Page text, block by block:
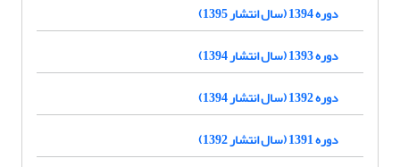
دوره 1394 (سال انتشار 1395)
دوره 1393 (سال انتشار 1394)
دوره 1392 (سال انتشار 1394)
دوره 1391 (سال انتشار 1392)